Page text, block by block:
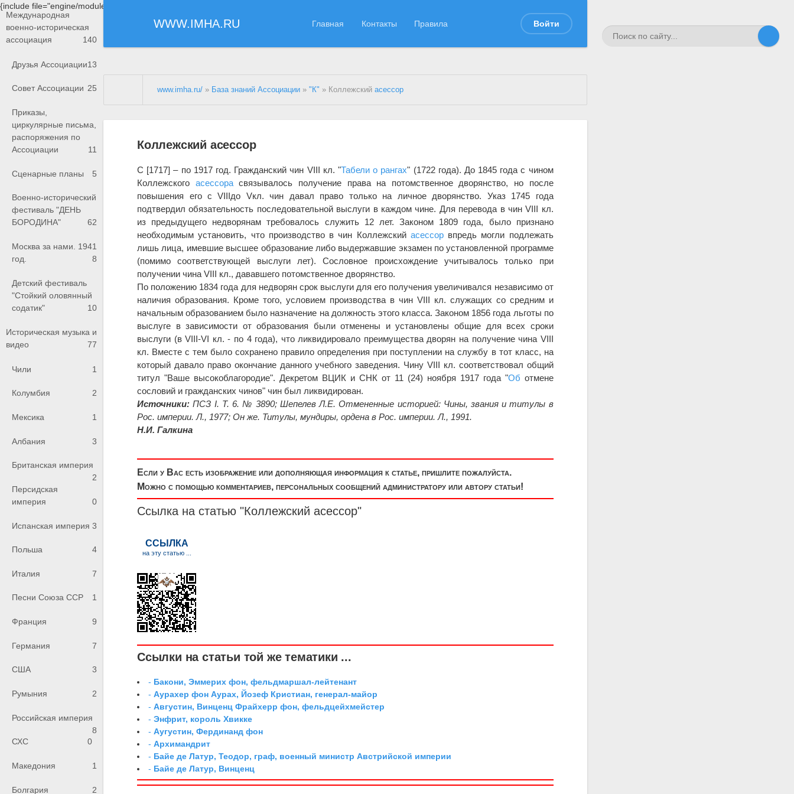
{include file="engine/modules/saperu/head.php"}
WWW.IMHA.RU Главная Контакты Правила Войти
Международная
военно-историческая
ассоциация
140
Друзья Ассоциации13
Совет Ассоциации 25
Приказы,
циркулярные письма,
распоряжения по
Ассоциации
11
Сценарные планы 5
Военно-исторический
фестиваль "ДЕНЬ
БОРОДИНА"
62
Москва за нами. 1941
год.
8
Детский фестиваль
"Стойкий оловянный
содатик"
10
Историческая музыка и
видео
77
Чили 1
Колумбия 2
Мексика 1
Албания 3
Британская империя
2
Персидская
империя
0
Испанская империя 3
Польша 4
Италия 7
Песни Союза ССР 1
Франция 9
Германия 7
США 3
Румыния 2
Российская империя
8
СХС
0
Македония 1
Болгария 2
www.imha.ru/ » База знаний Ассоциации »"К" » Коллежскийасессор
Коллежский асессор
С [1717] – по 1917 год. Гражданский чин VIII кл. "Табели о рангах" (1722 года). До 1845 года с чином
Коллежского асессорасвязывалось получение права на потомственное дворянство, но после
повышения его с VIIIдо Vкл. чин давал право только на личное дворянство. Указ 1745 года
подтвердил обязательность последовательной выслуги в каждом чине. Для перевода в чин VIII кл.
из предыдущего недворянам требовалось служить 12 лет. Законом 1809 года, было признано
необходимым установить, что производство в чин Коллежский асессорвпредь могли подлежать
лишь лица, имевшие высшее образование либо выдержавшие экзамен по установленной программе
(помимо соответствующей выслуги лет). Сословное происхождение учитывалось только при
получении чина VIII кл., дававшего потомственное дворянство.
По положению 1834 года для недворян срок выслуги для его получения увеличивался независимо от
наличия образования. Кроме того, условием производства в чин VIII кл. служащих со средним и
начальным образованием было назначение на должность этого класса. Законом 1856 года льготы по
выслуге в зависимости от образования были отменены и установлены общие для всех сроки
выслуги (в VIII-VI кл. - по 4 года), что ликвидировало преимущества дворян на получение чина VIII
кл. Вместе с тем было сохранено правило определения при поступлении на службу в тот класс, на
который давало право окончание данного учебного заведения. Чину VIII кл. соответствовал общий
титул "Ваше высокоблагородие". Декретом ВЦИК и СНК от 11 (24) ноября 1917 года "Об отмене
сословий и гражданских чинов" чин был ликвидирован.
Источники: ПСЗ I. Т. 6. № 3890; Шепелев Л.Е. Отмененные историей: Чины, звания и титулы в
Рос. империи. Л., 1977; Он же. Титулы, мундиры, ордена в Рос. империи. Л., 1991.
Н.И. Галкина
Если у Вас есть изображение или дополняющая информация к статье, пришлите пожалуйста.
Можно с помощью комментариев, персональных сообщений администратору или автору статьи!
Ссылка на статью "Коллежскийасессор"
Ссылки на статьи той же тематики ...
- Бакони, Эммерих фон, фельдмаршал-лейтенант
-Аурахер фон Аурах, Йозеф Кристиан, генерал-майор
-Августин, Винценц Фрайхерр фон, фельдцейхмейстер
-Энфрит, король Хвикке
-Аугустин, Фердинанд фон
-Архимандрит
- Байе де Латур, Теодор, граф, военный министр Австрийской империи
- Байе де Латур, Винценц